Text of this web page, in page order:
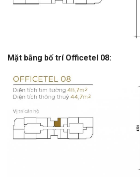
Mặt bằng bố trí Officetel 08: